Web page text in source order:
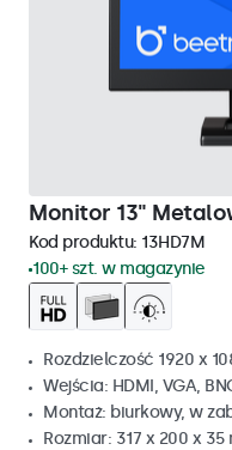
Monitor 13"
Kod produktu: 13HD7M
100+ szt. w magazynie
Rozdzielczość 1920 x
Wejścia: HDMI, VGA,
Montaż: biurkowy, w
Rozmiar: 317 x 200 x 35